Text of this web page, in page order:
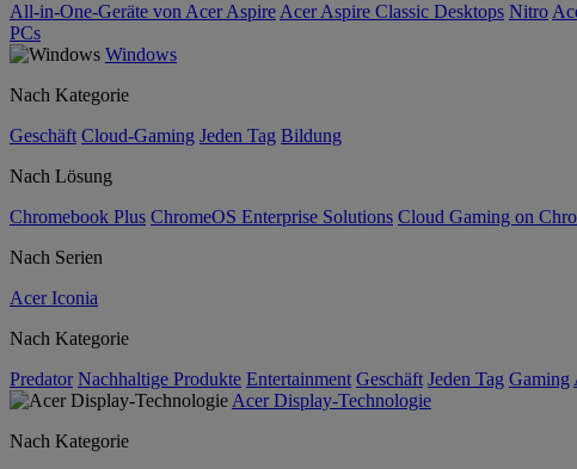
All-in-One-Geräte von Acer Aspire Acer Aspire Classic Desktops Nitro
PCs
Windows
Nach Kategorie
Geschäft Cloud-Gaming Jeden Tag Bildung
Nach Lösung
Chromebook Plus ChromeOS Enterprise Solutions Cloud Gaming on
Nach Serien
Acer Iconia
Nach Kategorie
Predator Nachhaltige Produkte Entertainment Geschäft Jeden Tag Gaming
Acer Display-Technologie
Nach Kategorie